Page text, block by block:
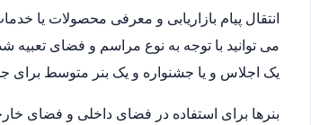
انتقال پیام بازاریابی و معرفی محصولات یا
می توانید با توجه به نوع مراسم و فضای تعبیه
یک اجلاس و یا جشنواره و یک بنر متوسط
بنرها برای استفاده در فضای داخلی و فضای